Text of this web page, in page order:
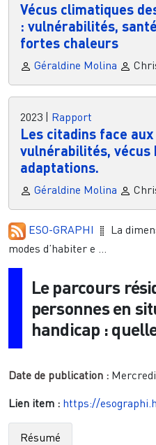
Vécus climatiques
: vulnérabilités,
fortes chaleurs
Géraldine Molina
2023 Rapport
Les citadins face
vulnérabilités, vécus
adaptations.
Géraldine Molina
ESO-GRAPHI
La
modes d’habiter e ...
Le parcours
personnes en
handicap :
Date de publication :
Lien item : https://
Résumé